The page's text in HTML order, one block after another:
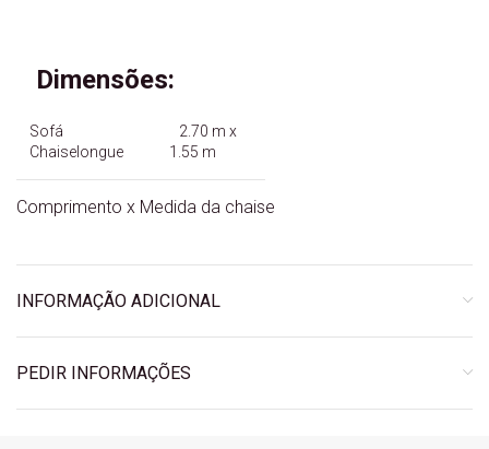
Dimensões:
Sofá
Chaiselongue
2.70 m x
1.55 m
Comprimento x Medida da chaise
INFORMAÇÃO ADICIONAL
PEDIR INFORMAÇÕES